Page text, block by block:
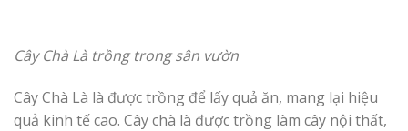
Cây Chà Là trồng trong sân vườn
Cây Chà Là là được trồng để lấy quả ăn, mang lại hiệu
quả kinh tế cao. Cây chà là được trồng làm cây nội thất,